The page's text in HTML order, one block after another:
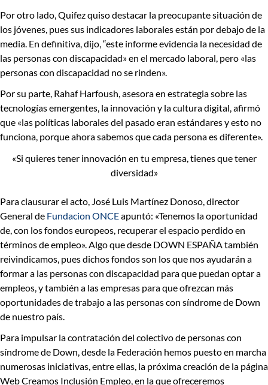
Por otro lado, Quifez quiso destacar la preocupante situación de
los jóvenes, pues sus indicadores laborales están por debajo de la
media. En definitiva, dijo, “este informe evidencia la necesidad de
las personas con discapacidad» en el mercado laboral, pero «las
personas con discapacidad no se rinden».
Por su parte, Rahaf Harfoush,asesora en estrategia sobre las
tecnologías emergentes, la innovación y la cultura digital, afirmó
que «las políticas laborales del pasado eran estándares y esto no
funciona, porque ahora sabemos que cada persona es diferente».
«Si quieres tener innovación en tu empresa, tienes que tener
diversidad»
Para clausurar el acto, José Luis Martínez Donoso, director
General de Fundacion ONCEapuntó: «Tenemos la oportunidad
de, con los fondos europeos, recuperar el espacio perdido en
términos de empleo». Algo que desde DOWN ESPAÑA también
reivindicamos , puesdichos fondos son los que nos ayudarán a
formar a las personas con discapacidad para que puedan optar a
empleos, y también a las empresas para que ofrezcan más
oportunidades de trabajo a las personas con síndrome de Down
de nuestro país.
Para impulsar la contratación del colectivo de personas con
síndrome de Down, desde la Federación hemos puesto en marcha
numerosas iniciativas, entre ellas, la próxima creación de la página
WebCreamos Inclusión Empleo , en la que ofreceremos